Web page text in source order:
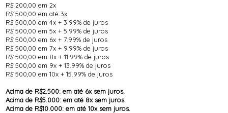
R$ 200,00 em 2x
R$ 500,00 em até 3x
R$ 500,00 em 4x + 3.99% de juros
R$ 500,00 em 5x + 5.99% de juros
R$ 500,00 em 6x + 7.99% de juros
R$ 500,00 em 7x + 9.99% de juros
R$ 500,00 em 8x + 11.99% de juros
R$ 500,00 em 9x + 13.99% de juros
R$ 500,00 em 10x + 15.99% de juros
Acima de R$2.500: em até 6x sem juros.
Acima de R$5.000: em até 8x sem juros.
Acima de R$10.000: em até 10x sem juros.